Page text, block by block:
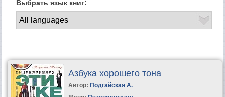
Выбрать язык книг:
Азбука хорошего тона
Автор: Подгайская А.